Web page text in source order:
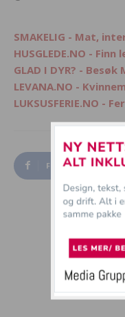
SMAKELIG - Mat,
HUSGLEDE.NO -
GLAD I DYR? -
LEVANA.NO -
LUKSUSFERIE.NO -
Facebook